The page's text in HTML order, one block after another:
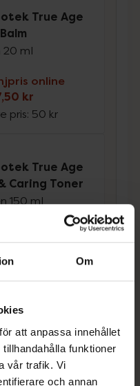
Om
att anpassa innehållet
funktioner
vår trafik. Vi
och annan
True Age
20 ml
online
kr
pris: 50 kr
True Age
Caring Toner
150 ml
kr
pris: